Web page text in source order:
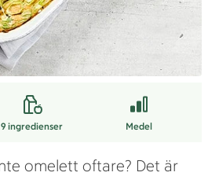
9ingredienser Medel
omelett oftare? Det är